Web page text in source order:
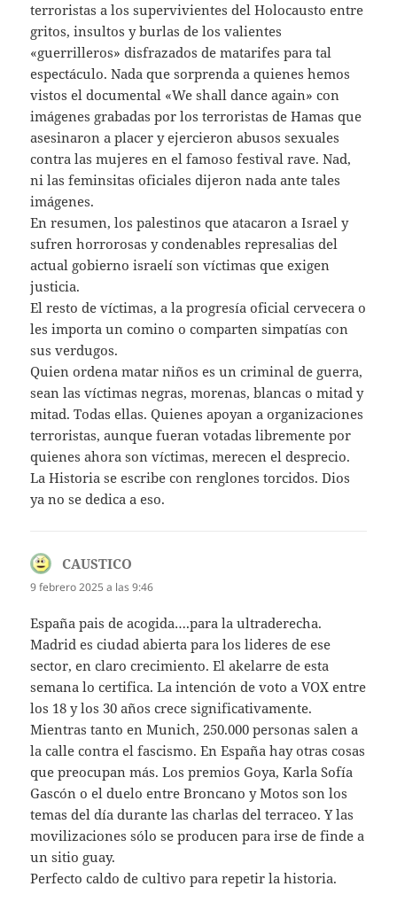
terroristas a los supervivientes del Holocausto entre
gritos, insultos y burlas de los valientes
«guerrilleros» disfrazados de matarifes para tal
espectáculo. Nada que sorprenda a quienes hemos
vistos el documental «We shall dance again» con
imágenes grabadas por los terroristas de Hamas que
asesinaron a placer y ejercieron abusos sexuales
contra las mujeres en el famoso festival rave. Nad,
ni las feminsitas oficiales dijeron nada ante tales
imágenes.
En resumen, los palestinos que atacaron a Israel y
sufren horrorosas y condenables represalias del
actual gobierno israelí son víctimas que exigen
justicia.
El resto de víctimas, a la progresía oficial cervecera o
les importa un comino o comparten simpatías con
sus verdugos.
Quien ordena matar niños es un criminal de guerra,
sean las víctimas negras, morenas, blancas o mitad y
mitad. Todas ellas. Quienes apoyan a organizaciones
terroristas, aunque fueran votadas libremente por
quienes ahora son víctimas, merecen el desprecio.
La Historia se escribe con renglones torcidos. Dios
ya no se dedica a eso.
CAUSTICO
9 febrero 2025 a las 9:46
España pais de acogida….para la ultraderecha.
Madrid es ciudad abierta para los lideres de ese
sector, en claro crecimiento. El akelarre de esta
semana lo certifica. La intención de voto a VOX entre
los 18 y los 30 años crece significativamente.
Mientras tanto en Munich, 250.000 personas salen a
la calle contra el fascismo. En España hay otras cosas
que preocupan más. Los premios Goya, Karla Sofía
Gascón o el duelo entre Broncano y Motos son los
temas del día durante las charlas del terraceo. Y las
movilizaciones sólo se producen para irse de finde a
un sitio guay.
Perfecto caldo de cultivo para repetir la historia.